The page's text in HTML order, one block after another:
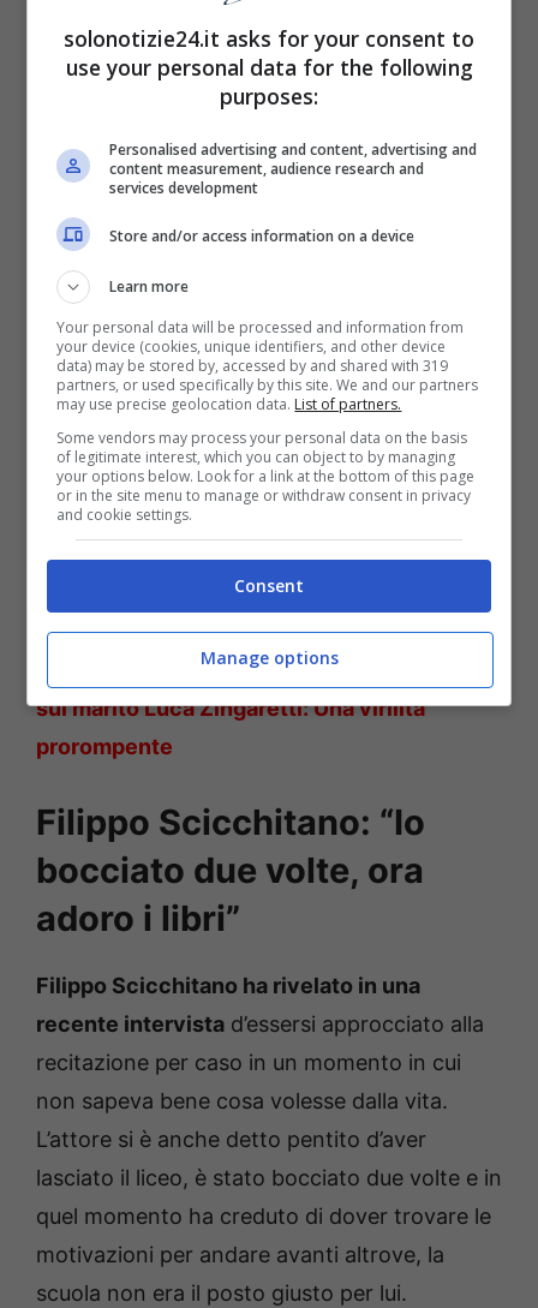
Filippo Scicchitano solonotizie24fontr Instagram
Luisa Ranieri, la confessione
sul marito Luca Zingaretti: Una virilità
prorompente
Filippo Scicchitano: “Io
bocciato due volte, ora
adoro i libri”
Filippo Scicchitano ha rivelato in una
recente intervista d’essersi approcciato alla
recitazione per caso in un momento in cui
non sapeva bene cosa volesse dalla vita.
L’attore si è anche detto pentito d’aver
lasciato il liceo, è stato bocciato due volte e in
quel momento ha creduto di dover trovare le
motivazioni per andare avanti altrove, la
scuola non era il posto giusto per lui.
solonotizie24.it asks for your consent to
use your personal data for the following
purposes:
Personalised advertising and content, advertising and
content measurement, audience research and
services development
Store and/or access information on a device
Learn more
Your personal data will be processed and information from
your device (cookies, unique identifiers, and other device
data) may be stored by, accessed by and shared with 319
partners, or used specifically by this site. We and our partners
may use precise geolocation data. List of partners.
Some vendors may process your personal data on the basis
of legitimate interest, which you can object to by managing
your options below. Look for a link at the bottom of this page
or in the site menu to manage or withdraw consent in privacy
and cookie settings.
Consent
Manage options